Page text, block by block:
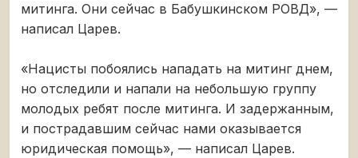
митинга. Они сейчас в Бабушкинском РОВД», —
написал Царев.
«Нацисты побоялись нападать на митинг днем,
но отследили и напали на небольшую группу
молодых ребят после митинга. И задержанным,
и пострадавшим сейчас нами оказывается
юридическая помощь», — написал Царев.